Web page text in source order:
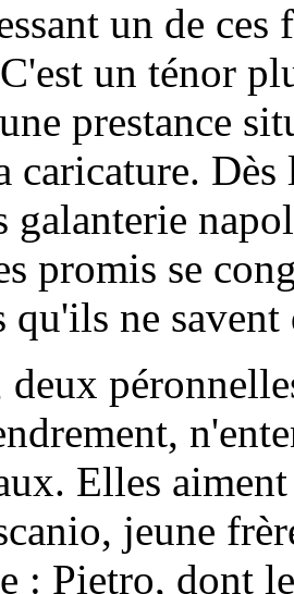
un de
un ténor
prestance
caricature.
galanterie
promis se
qu'ils ne
deux
Elles
jeune
: Pietro, dont